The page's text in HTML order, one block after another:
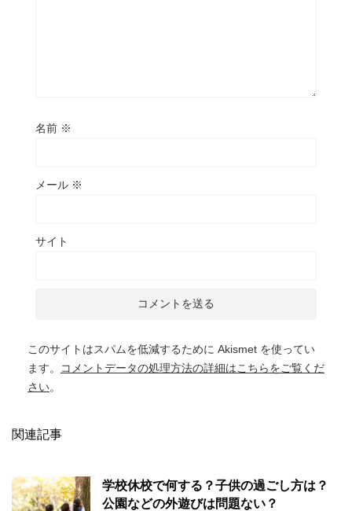
名前 ※
メール ※
サイト
このサイトはスパムを低減するために Akismet を使ってい
ます。
コメントデータの処理方法の詳細はこちらをご覧くだ
さい。
関連記事
学校休校で何する？子供の過ごし方は？
公園などの外遊びは問題ない？